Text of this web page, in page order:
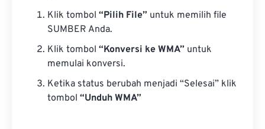
Klik tombol “Pilih File” untuk memilih file
SUMBER Anda.
Klik tombol “Konversi ke WMA” untuk
memulai konversi.
Ketika status berubah menjadi “Selesai” klik
tombol “Unduh WMA”